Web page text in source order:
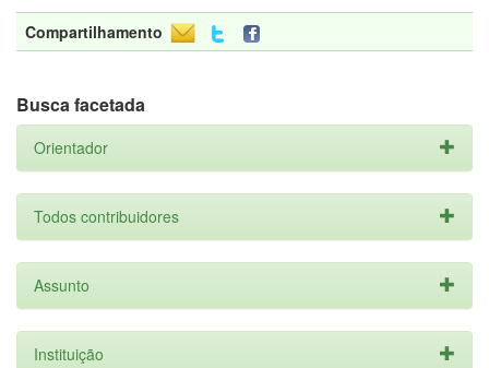
Compartilhamento
Busca facetada
Orientador
Todos contribuidores
Assunto
Instituição